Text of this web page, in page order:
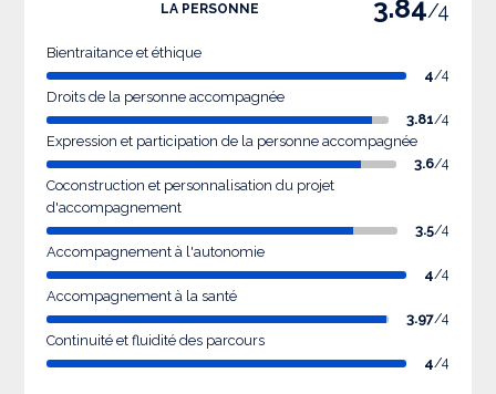
LA PERSONNE 3.84/4
Bientraitance et éthique
4/4
Droits de la personne accompagnée
3.81/4
Expression et participation de la personne accompagnée
3.6/4
Coconstruction et personnalisation du projet
d'accompagnement
3.5/4
Accompagnement à l'autonomie
4/4
Accompagnement à la santé
3.97/4
Continuité et fluidité des parcours
4/4